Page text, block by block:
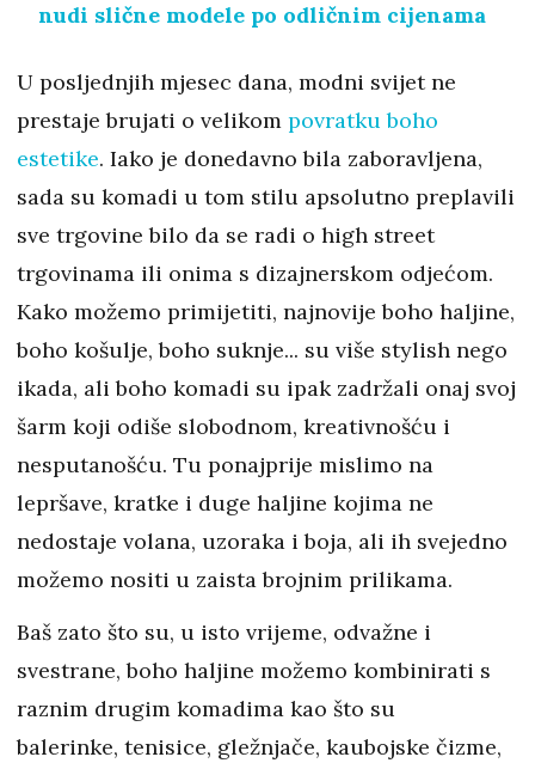
nudi slične modele po odličnim cijenama
U posljednjih mjesec dana, modni svijet ne
prestaje brujati o velikom povratku boho
estetike. Iako je donedavno bila zaboravljena,
sada su komadi u tom stilu apsolutno preplavili
sve trgovine bilo da se radi o high street
trgovinama ili onima s dizajnerskom odjećom.
Kako možemo primijetiti, najnovije boho haljine,
boho košulje, boho suknje... su više stylish nego
ikada, ali boho komadi su ipak zadržali onaj svoj
šarm koji odiše slobodnom, kreativnošću i
nesputanošću. Tu ponajprije mislimo na
lepršave, kratke i duge haljine kojima ne
nedostaje volana, uzoraka i boja, ali ih svejedno
možemo nositi u zaista brojnim prilikama.
Baš zato što su, u isto vrijeme, odvažne i
svestrane, boho haljine možemo kombinirati s
raznim drugim komadima kao što su
balerinke, tenisice, gležnjače, kaubojske čizme,